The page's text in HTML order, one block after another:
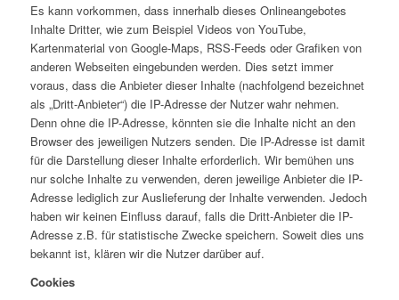
Es kann vorkommen, dass innerhalb dieses Onlineangebotes
Inhalte Dritter, wie zum Beispiel Videos von YouTube,
Kartenmaterial von Google-Maps, RSS-Feeds oder Grafiken von
anderen Webseiten eingebunden werden. Dies setzt immer
voraus, dass die Anbieter dieser Inhalte (nachfolgend bezeichnet
als „Dritt-Anbieter“) die IP-Adresse der Nutzer wahr nehmen.
Denn ohne die IP-Adresse, könnten sie die Inhalte nicht an den
Browser des jeweiligen Nutzers senden. Die IP-Adresse ist damit
für die Darstellung dieser Inhalte erforderlich. Wir bemühen uns
nur solche Inhalte zu verwenden, deren jeweilige Anbieter die IP-
Adresse lediglich zur Auslieferung der Inhalte verwenden. Jedoch
haben wir keinen Einfluss darauf, falls die Dritt-Anbieter die IP-
Adresse z.B. für statistische Zwecke speichern. Soweit dies uns
bekannt ist, klären wir die Nutzer darüber auf.
Cookies